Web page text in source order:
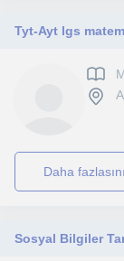
Tyt-Ayt lgs
daha